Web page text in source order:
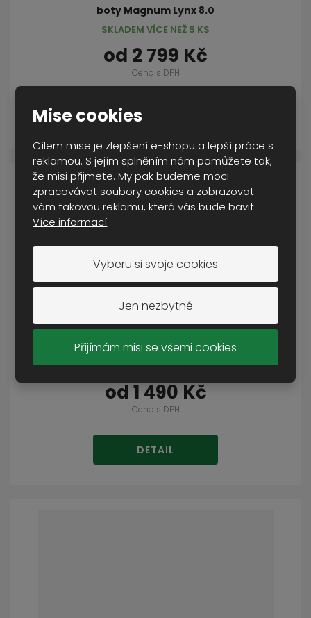
Mise cookies
Cílem mise je zlepšení e-shopu a lepší práce s
reklamou. S jejím splněním nám pomůžete tak,
že misi přijmete. My pak budeme moci
zpracovávat soubory cookies a zobrazovat
vám takovou reklamu, která vás bude bavit.
Více informací
Vyberu si svoje cookies
Jen nezbytné
Přijímám misi se všemi cookies
boty Magnum Lynx 8.0
od 2 799 Kč
Cena s DPH
DETAIL
SKLADEM VÍCE NEŽ 5 KS
boty eXc Trooper 8.0 desert tan
od1 490 Kč
Cena s DPH
DETAIL
SKLADEM VÍCE NEŽ 5 KS